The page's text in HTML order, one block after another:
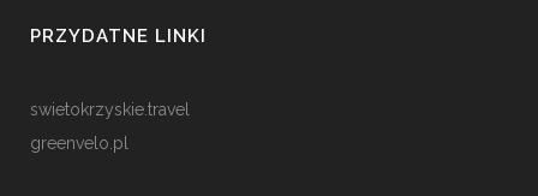
PRZYDATNE LINKI
swietokrzyskie.travel
greenvelo.pl